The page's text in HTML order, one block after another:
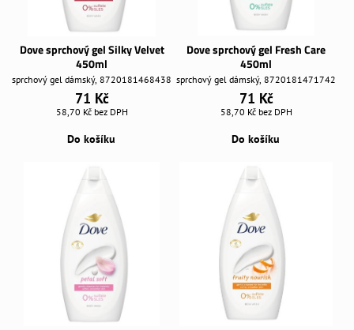
Dove sprchový gel Silky Velvet
450ml
sprchový gel dámský, 8720181468438
71 Kč
58,70 Kč bez DPH
Do košíku
Dove sprchový gel Fresh Care
450ml
sprchový gel dámský, 8720181471742
71 Kč
58,70 Kč bez DPH
Do košíku